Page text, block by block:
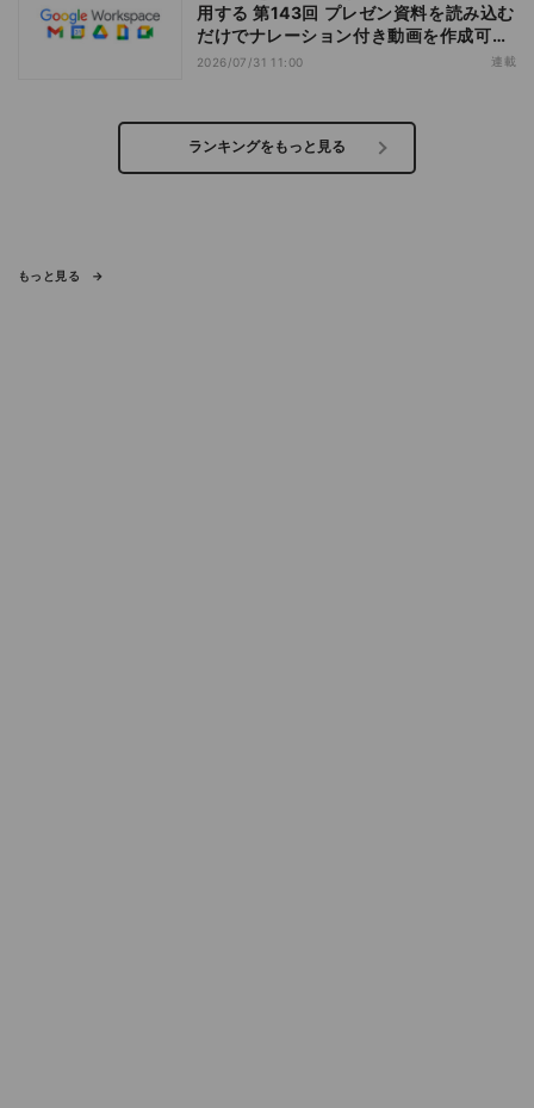
用する 第143回 プレゼン資料を読み込む
だけでナレーション付き動画を作成可能
になった「Google Vids」
2026/07/31 11:00 連載
ランキングをもっと見る
もっと見る